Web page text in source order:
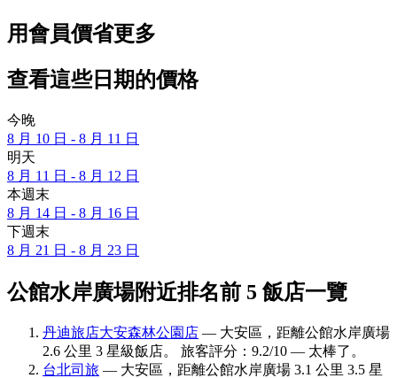
用會員價省更多
查看這些日期的價格
今晚
8 月 10 日 - 8 月 11 日
明天
8 月 11 日 - 8 月 12 日
本週末
8 月 14 日 - 8 月 16 日
下週末
8 月 21 日 - 8 月 23 日
公館水岸廣場附近排名前 5 飯店一覽
丹迪旅店大安森林公園店 — 大安區，距離公館水岸廣場
2.6 公里 3 星級飯店。 旅客評分：9.2/10 — 太棒了。
台北司旅 — 大安區，距離公館水岸廣場 3.1 公里 3.5 星